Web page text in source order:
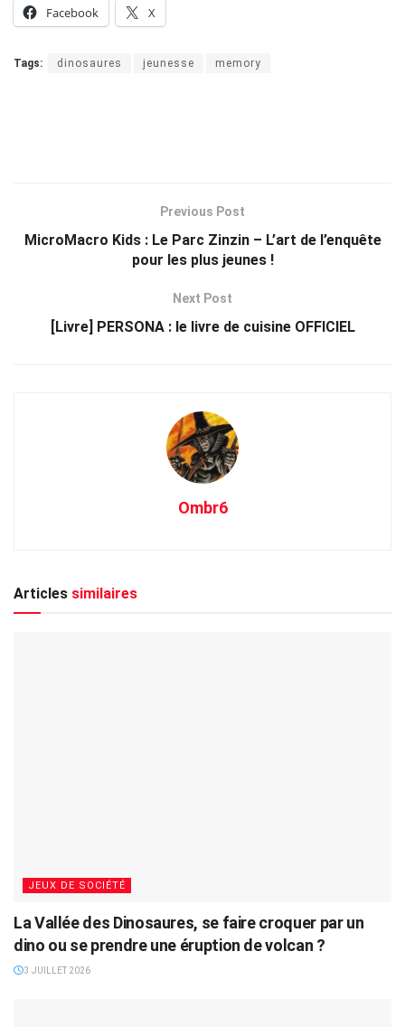
Facebook X
Tags: dinosaures jeunesse memory
Previous Post
MicroMacro Kids : Le Parc Zinzin – L’art de l’enquête
pour les plus jeunes !
Next Post
[Livre] PERSONA : le livre de cuisine OFFICIEL
Ombr6
Articles similaires
JEUX DE SOCIÉTÉ
La Vallée des Dinosaures, se faire croquer par un
dino ou se prendre une éruption de volcan ?
3 JUILLET 2026